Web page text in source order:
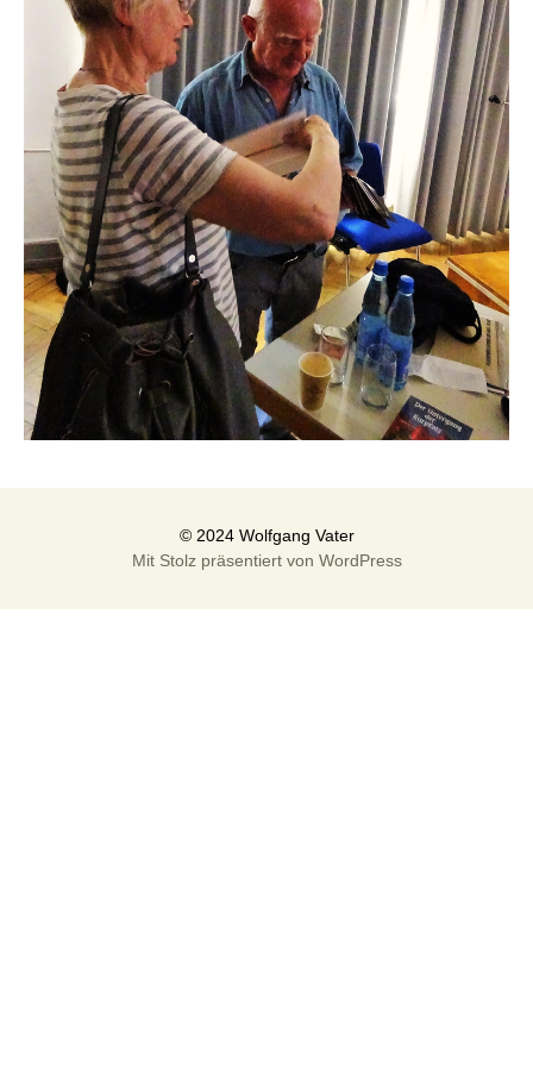
Mit Stolz präsentiert von WordPress